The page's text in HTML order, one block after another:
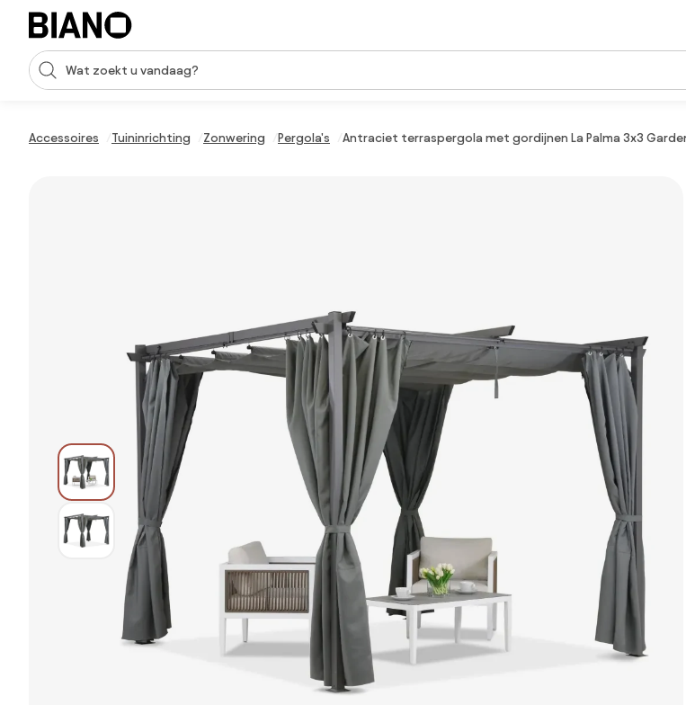
Navigatie overslaan, naar inhoud springen
Zoekopdracht invoeren
Accessoires Tuininrichting Zonwering Pergola's Antraciet terraspergola met gordijnen La Palma 3x3